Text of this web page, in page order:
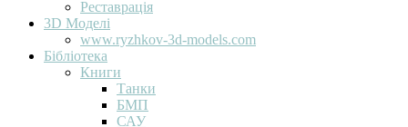
Реставрація
3D Моделі
www.ryzhkov-3d-models.com
Бібліотека
Книги
Танки
БМП
САУ